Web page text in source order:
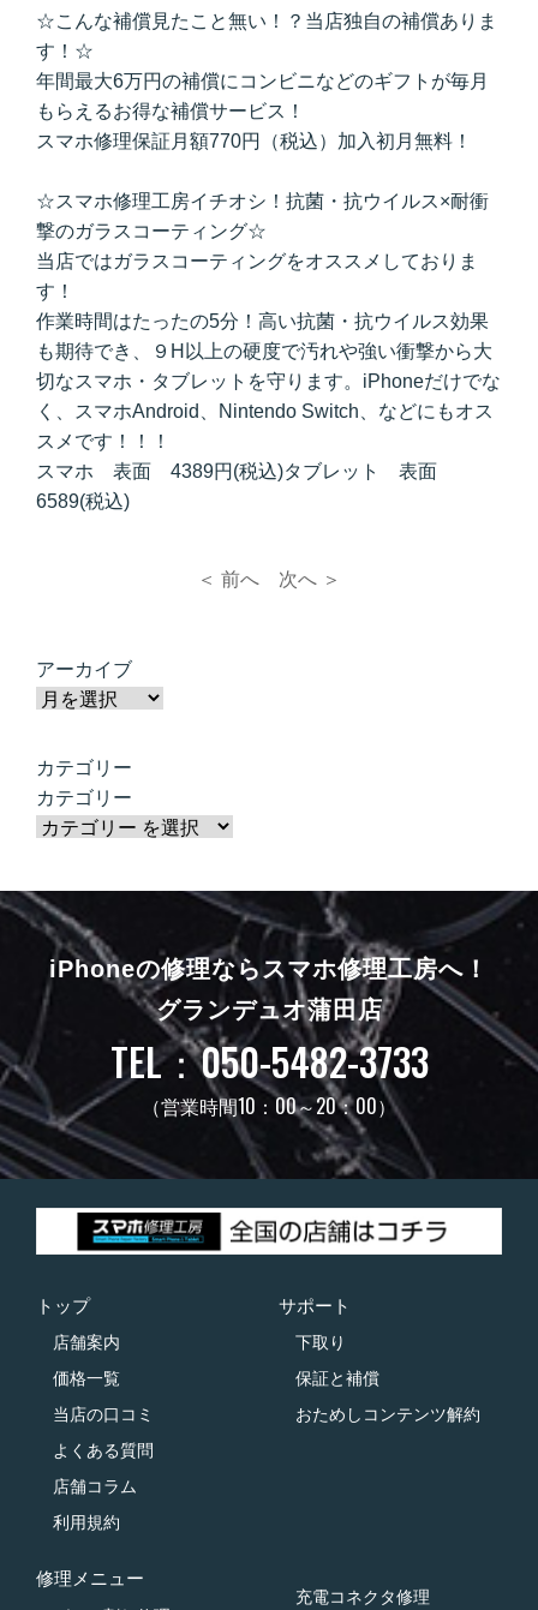
☆こんな補償見たこと無い！？当店独自の補償ありま
す！☆
年間最大6万円の補償にコンビニなどのギフトが毎月
もらえるお得な補償サービス！
スマホ修理保証月額770円（税込）加入初月無料！
☆スマホ修理工房イチオシ！抗菌・抗ウイルス×耐衝
撃のガラスコーティング☆
当店ではガラスコーティングをオススメしておりま
す！
作業時間はたったの5分！高い抗菌・抗ウイルス効果
も期待でき、９H以上の硬度で汚れや強い衝撃から大
切なスマホ・タブレットを守ります。iPhoneだけでな
く、スマホAndroid、Nintendo Switch、などにもオス
スメです！！！
スマホ 表面 4389円(税込)タブレット 表面
6589(税込)
＜ 前へ 次へ ＞
アーカイブ
カテゴリー
カテゴリー
iPhoneの修理ならスマホ修理工房へ！
グランデュオ蒲田店
TEL：050-5482-3733
（営業時間10：00～20：00）
トップ
店舗案内
価格一覧
当店の口コミ
よくある質問
店舗コラム
利用規約
サポート
下取り
保証と補償
おためしコンテンツ解約
修理メニュー
充電コネクタ修理